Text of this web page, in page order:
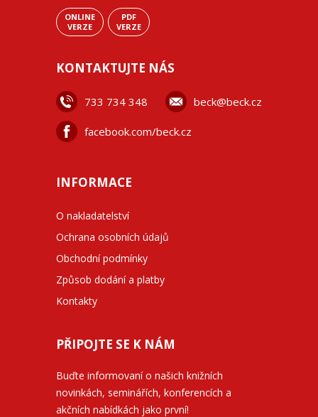
ONLINE
VERZE
PDF
VERZE
KONTAKTUJTE NÁS
733 734 348 beck@beck.cz
facebook.com/beck.cz
INFORMACE
O nakladatelství
Ochrana osobních údajů
Obchodní podmínky
Způsob dodání a platby
Kontakty
PŘIPOJTE SE K NÁM
Buďte informovaní o našich knižních
novinkách, seminářích, konferencích a
akčních nabídkách jako první!